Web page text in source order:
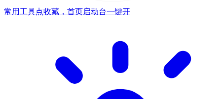
常用工具点收藏，首页启动台一键开